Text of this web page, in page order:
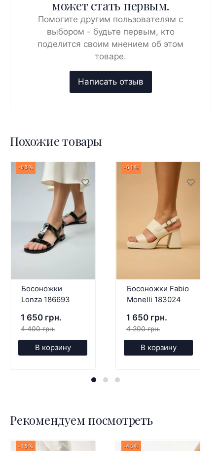
может стать первым.
Помогите другим пользователям с
выбором - будьте первым, кто
поделится своим мнением об этом
товаре.
Похожие товары
-63%
Босоножки
Lonza 186693
1 650 грн.
4 400 грн.
В корзину
-61%
Босоножки Fabio
Monelli 183024
1 650 грн.
4 200 грн.
В корзину
Рекомендуем посмотреть
-15% -45%